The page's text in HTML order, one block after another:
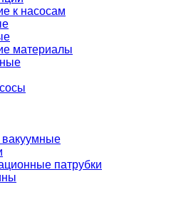
к насосам
материалы
патрубки